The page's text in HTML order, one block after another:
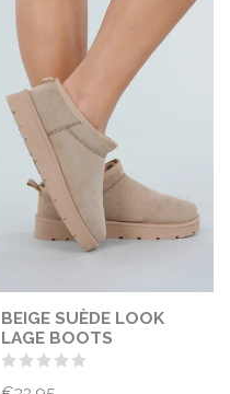
BEIGE SUÈDE LOOK
LAGE BOOTS